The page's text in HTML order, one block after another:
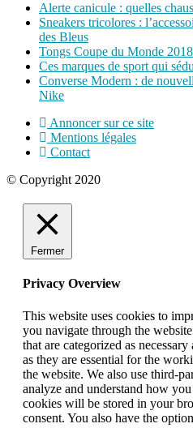
Alerte canicule : quelles
Sneakers tricolores :
des Bleus
Tongs Coupe du Monde
Ces marques de sport qui
Converse Modern : de
Nike
Annoncer sur ce site
Mentions légales
Contact
© Copyright 2020
Fermer
Privacy Overview
This website uses cookies to
you navigate through the
that are categorized as
as they are essential for the
the website. We also use third-
analyze and understand how
cookies will be stored in your
consent. You also have the